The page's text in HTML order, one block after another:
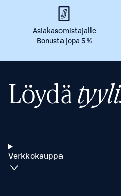
Asiakasomistajalle
Bonusta jopa 5 %
Löydä
Verkkokauppa